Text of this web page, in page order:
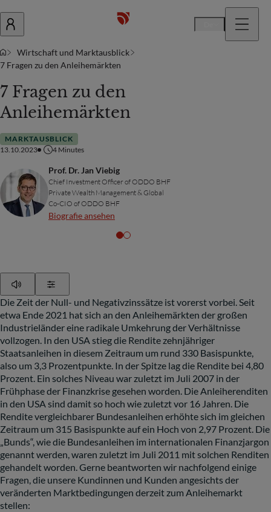
Wirtschaft und Marktausblick
7 Fragen zu den Anleihemärkten
7 Fragen zu den
Anleihemärkten
MARKTAUSBLICK
13.10.2023
4 Minutes
Prof. Dr. Jan Viebig
Chief Investment Officer of ODDO BHF
Private Wealth Management & Global
Co-CIO of ODDO BHF
Biografie ansehen
Die Zeit der Null- und Negativzinssätze ist vorerst vorbei. Seit
etwa Ende 2021 hat sich an den Anleihemärkten der großen
Industrieländer eine radikale Umkehrung der Verhältnisse
vollzogen. In den USA stieg die Rendite zehnjähriger
Staatsanleihen in diesem Zeitraum um rund 330 Basispunkte,
also um 3,3 Prozentpunkte. In der Spitze lag die Rendite bei 4,80
Prozent. Ein solches Niveau war zuletzt im Juli 2007 in der
Frühphase der Finanzkrise gesehen worden. Die Anleiherenditen
in den USA sind damit so hoch wie zuletzt vor 16 Jahren. Die
Rendite vergleichbarer Bundesanleihen erhöhte sich im gleichen
Zeitraum um 315 Basispunkte auf ein Hoch von 2,97 Prozent. Die
„Bunds“, wie die Bundesanleihen im internationalen Finanzjargon
genannt werden, waren zuletzt im Juli 2011 mit solchen Renditen
gehandelt worden. Gerne beantworten wir nachfolgend einige
Fragen, die unsere Kundinnen und Kunden angesichts der
veränderten Marktbedingungen derzeit zum Anleihemarkt
stellen: